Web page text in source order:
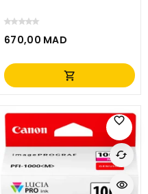
670,00 MAD
Prix
shopping_cart
favorite_border
cached
visibility